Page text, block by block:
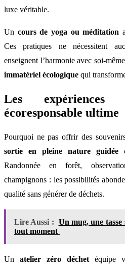
luxe véritable.
Un cours de yoga ou méditation
Ces pratiques ne nécessitent
enseignent l’harmonie avec soi-
immatériel écologique qui
Les expériences
écoresponsable ultime
Pourquoi ne pas offrir des
sortie en pleine nature guidée
Randonnée en forêt,
champignons : les possibilités
qualité sans générer de déchets.
Lire Aussi : Un mug, une
tout moment
Un atelier zéro déchet équipe